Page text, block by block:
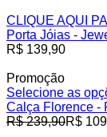
CLIQUE AQUI
Porta Jóias -
Preço
R$ 139,90
Promoção
Selecione as
Calça Florence -
Preço
R$ 239,90R$